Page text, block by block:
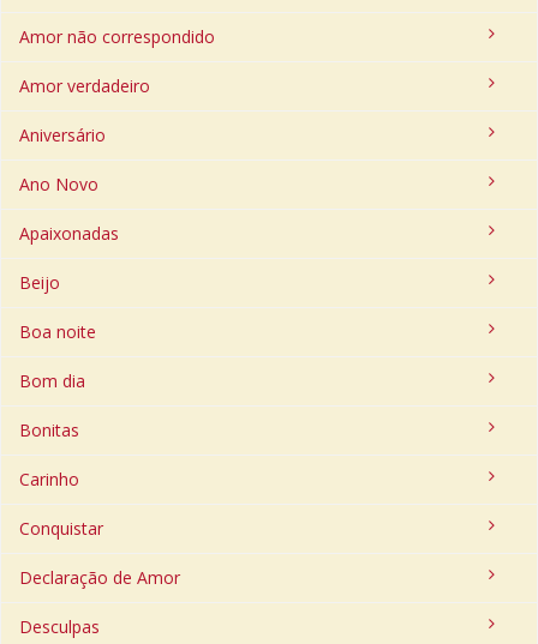
Amor não correspondido
Amor verdadeiro
Aniversário
Ano Novo
Apaixonadas
Beijo
Boa noite
Bom dia
Bonitas
Carinho
Conquistar
Declaração de Amor
Desculpas